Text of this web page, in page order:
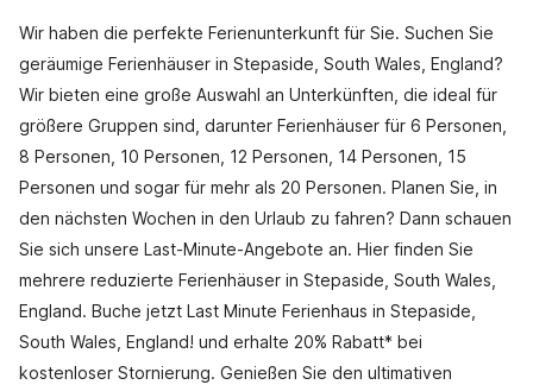
Wir haben die perfekte Ferienunterkunft für Sie. Suchen Sie
geräumige Ferienhäuser in Stepaside, South Wales, England?
Wir bieten eine große Auswahl an Unterkünften, die ideal für
größere Gruppen sind, darunter Ferienhäuser für 6 Personen,
8 Personen, 10 Personen, 12 Personen, 14 Personen, 15
Personen und sogar für mehr als 20 Personen. Planen Sie, in
den nächsten Wochen in den Urlaub zu fahren? Dann schauen
Sie sich unsere Last-Minute-Angebote an. Hier finden Sie
mehrere reduzierte Ferienhäuser in Stepaside, South Wales,
England. Buche jetzt Last Minute Ferienhaus in Stepaside,
South Wales, England! und erhalte 20% Rabatt* bei
kostenloser Stornierung. Genießen Sie den ultimativen